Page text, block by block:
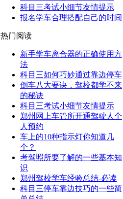
科目三考试小细节友情提示
报名学车合理搭配自己的时间
热门阅读
新手学车离合器的正确使用方
法
科目三如何巧妙通过靠边停车
倒车八大要诀，驾校都学不来
的秘诀
科目三考试小细节友情提示
郑州网上车管所开通驾驶人个
人预约
车上的10种指示灯你知道几
个？
考驾照所要了解的一些基本知
识
郑州驾校学车经验总结-必读
科目三停车靠边技巧的一些简